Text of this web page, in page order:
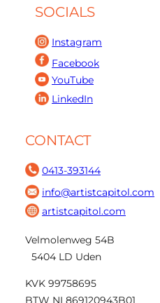
SOCIALS
Instagram
Facebook
YouTube
LinkedIn
CONTACT
0413-393144
info@artistcapitol.com
artistcapitol.com
Velmolenweg 54B
5404 LD Uden
KVK 99758695
BTW NL869120943B01